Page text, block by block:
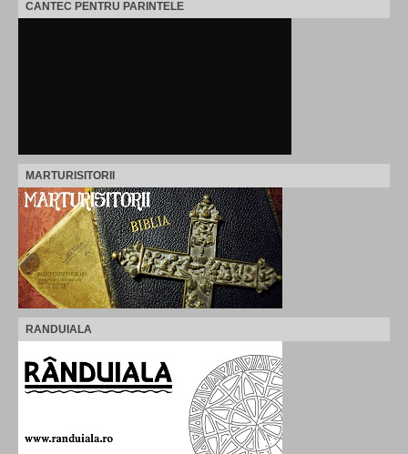
CANTEC PENTRU PARINTELE
MARTURISITORII
RANDUIALA